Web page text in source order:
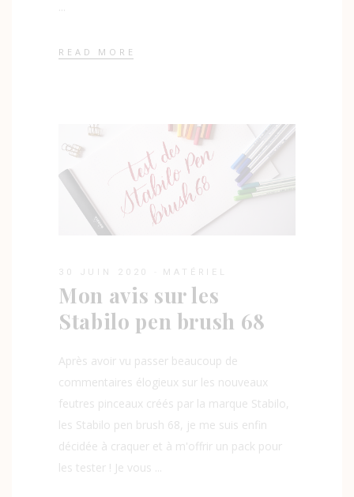
READ MORE
30 JUIN 2020 MATÉRIEL
Mon avis sur les
Stabilo pen brush 68
Après avoir vu passer beaucoup de
commentaires élogieux sur les nouveaux
feutres pinceaux créés par la marque Stabilo,
les Stabilo pen brush 68, je me suis enfin
décidée à craquer et à m'offrir un pack pour
les tester ! Je vous